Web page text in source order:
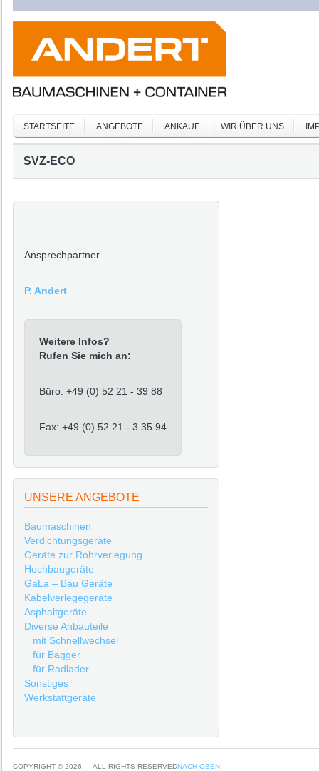
STARTSEITE ANGEBOTE ANKAUF WIR ÜBER UNS
SVZ-ECO
Ansprechpartner
P. Andert
Weitere Infos?
Rufen Sie mich an:
Büro: +49 (0) 52 21 - 39 88
Fax: +49 (0) 52 21 - 3 35 94
UNSERE ANGEBOTE
Baumaschinen
Verdichtungsgeräte
Geräte zur Rohrverlegung
Hochbaugeräte
GaLa – Bau Geräte
Kabelverlegegeräte
Asphaltgeräte
Diverse Anbauteile
mit Schnellwechsel
für Bagger
für Radlader
Sonstiges
Werkstattgeräte
COPYRIGHT © 2026 — ALL RIGHTS RESERVEDNACH OBEN